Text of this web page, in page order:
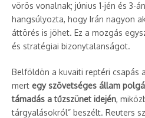
vörös vonalnak; június 1-jén és 3-
hangsúlyozta, hogy Irán nagyon
áttörés is jöhet. Ez a mozgás
és stratégiai bizonytalanságot.
Belföldön a kuvaiti reptéri csapás
mert egy szövetséges állam
támadás a tűzszünet idején,
tárgyalásokról” beszélt. Reuters